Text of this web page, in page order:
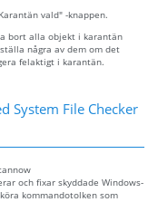
vald" -knappen.
bort alla objekt i karantän
några av dem om det
felaktigt i karantän.
System File Checker
och fixar skyddade Windows-
kommandotolken som